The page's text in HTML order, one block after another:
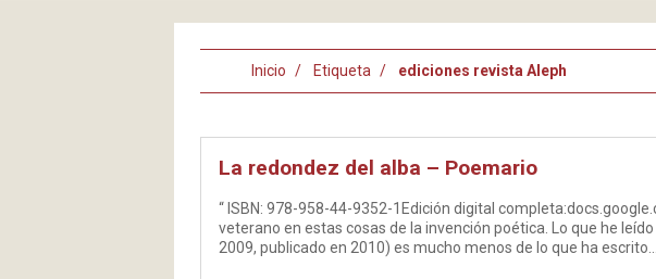
Inicio Etiqueta ediciones revista Aleph
La redondez del alba – Poemario
“ ISBN: 978-958-44-9352-1Edición digital
veterano en estas cosas de la invención poética. Lo que he leído
2009, publicado en 2010) es mucho menos de lo que ha escrito…